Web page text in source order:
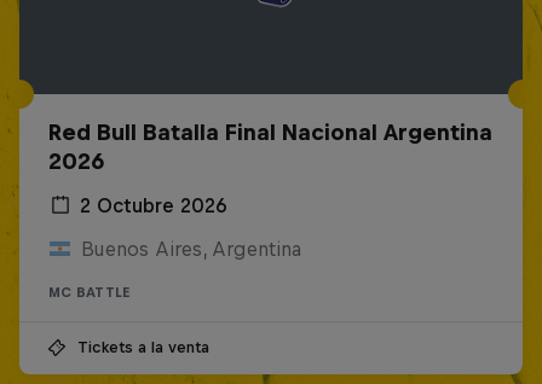
Red Bull Batalla Final Nacional Argentina
2026
2 Octubre 2026
Buenos Aires, Argentina
MC BATTLE
Tickets a la venta